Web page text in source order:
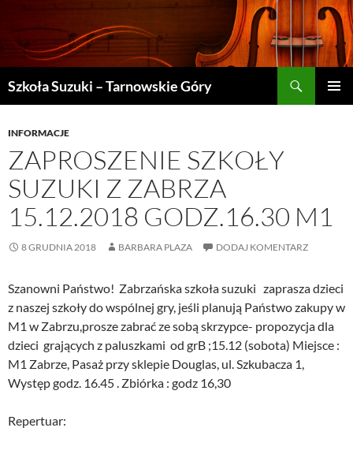
Szkoła Suzuki – Tarnowskie Góry
TREŚCI
INFORMACJE
ZAPROSZENIE SZKOŁY
SUZUKI Z ZABRZA
15.12.2018 GODZ.16.30 M1
8 GRUDNIA 2018 BARBARA PLAZA DODAJ KOMENTARZ
Szanowni Państwo! Zabrzańska szkoła suzuki zaprasza dzieci
z naszej szkoły do wspólnej gry, jeśli planują Państwo zakupy w
M1 w Zabrzu,prosze zabrać ze sobą skrzypce- propozycja dla
dzieci grających z paluszkami od grB ;15.12 (sobota) Miejsce :
M1 Zabrze, Pasaż przy sklepie Douglas, ul. Szkubacza 1,
Występ godz. 16.45 . Zbiórka : godz 16,30
Repertuar: